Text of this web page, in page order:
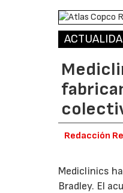
Redacción
Mediclinics
Bradley. El